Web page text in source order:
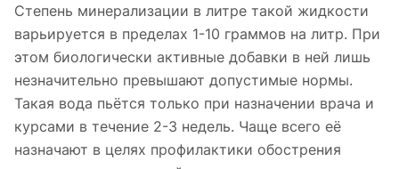
Степень минерализации в литре такой жидкости
варьируется в пределах 1-10 граммов на литр. При
этом биологически активные добавки в ней лишь
незначительно превышают допустимые нормы.
Такая вода пьётся только при назначении врача и
курсами в течение 2-3 недель. Чаще всего её
назначают в целях профилактики обострения